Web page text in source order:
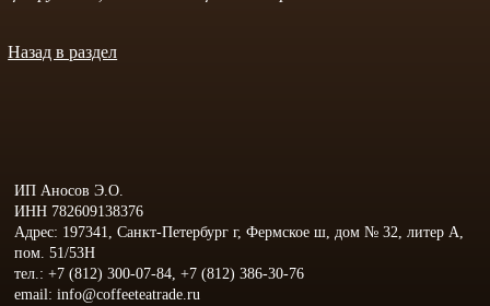
Назад в раздел
ИП Аносов Э.О.
ИНН 782609138376
Адрес: 197341, Санкт-Петербург г, Фермское ш, дом № 32, литер А,
пом. 51/53Н
тел.: +7 (812) 300-07-84, +7 (812) 386-30-76
email: info@coffeeteatrade.ru